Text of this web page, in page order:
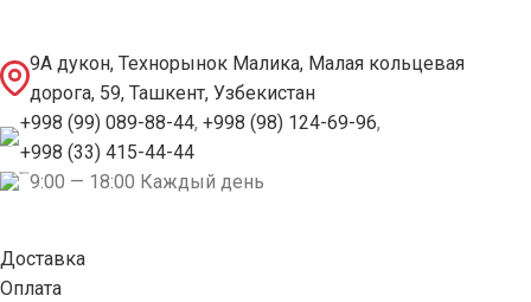
9А дукон, Технорынок Малика, Малая кольцевая
дорога, 59, Ташкент, Узбекистан
+998 (99) 089-88-44, +998 (98) 124-69-96,
+998 (33) 415-44-44
9:00 — 18:00 Каждый день
Доставка
Оплата